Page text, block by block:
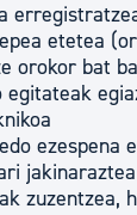
etetea
orokor bat
egitateak
ezespena
jakinaraztea
zuzentzea,